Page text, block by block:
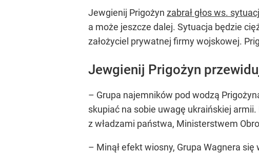
Jewgienij Prigożyn zabrał głos ws.
a może jeszcze dalej. Sytuacja będzie
założyciel prywatnej firmy wojskowej.
Jewgienij Prigożyn
– Grupa najemników pod wodzą
skupiać na sobie uwagę ukraińskiej
z władzami państwa, Ministerstwem
– Minął efekt wiosny, Grupa Wagnera